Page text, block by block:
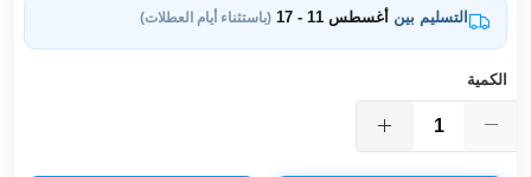
التسليم بين أغسطس 11 - 17 (باستثناء أيام العطلات)
الكمية